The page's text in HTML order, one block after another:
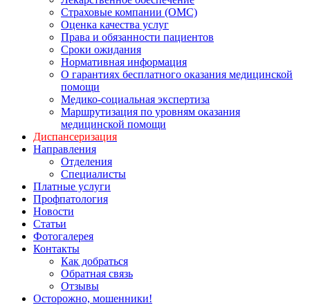
Страховые компании (ОМС)
Оценка качества услуг
Права и обязанности пациентов
Сроки ожидания
Нормативная информация
О гарантиях бесплатного оказания медицинской
помощи
Медико-социальная экспертиза
Маршрутизация по уровням оказания
медицинской помощи
Диспансеризация
Направления
Отделения
Специалисты
Платные услуги
Профпатология
Новости
Статьи
Фотогалерея
Контакты
Как добраться
Обратная связь
Отзывы
Осторожно, мошенники!